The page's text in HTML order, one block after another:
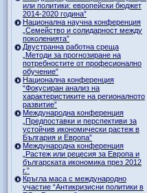
или политики: европейски бюджет
2014-2020 година”
Национална научна конференция
„Семейство и солидарност между
поколенията”
Двустранна работна среща
„Методи за прогнозиране на
потребностите от професионално
обучение”
Национална конференция
“Фокусиран анализ на
характеристиките на регионалното
развитие”
Международна конференция
„Предпоставки и перспективи за
устойчив икономически растеж в
България и Европа”
Международна конференция
„Растеж или рецесия за Европа и
българската икономика през 2012
г.”
Кръгла маса с международно
участие “Антикризисни политики в